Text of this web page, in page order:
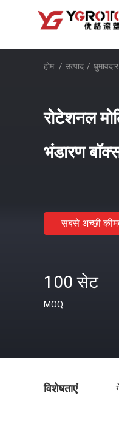
होम / उत्पाद /
रोटेशनल
भंडारण
सबसे अच्छी
100 सेट
MOQ
विशेषताएं